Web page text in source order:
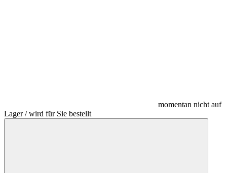
momentan nicht auf
Lager / wird für Sie bestellt